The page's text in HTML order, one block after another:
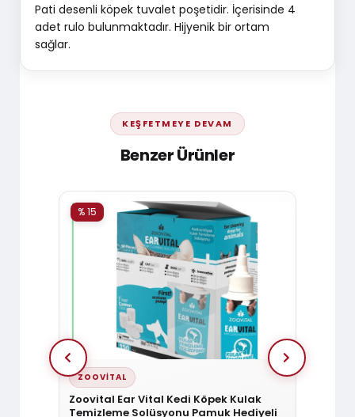
Pati desenli köpek tuvalet poşetidir. İçerisinde 4
adet rulo bulunmaktadır. Hijyenik bir ortam
sağlar.
KEŞFETMEYE DEVAM
Benzer Ürünler
ZOOVITAL
Zoovital Ear Vital Kedi Köpek Kulak
Temizleme Solüsyonu Pamuk Hediyeli
% 15